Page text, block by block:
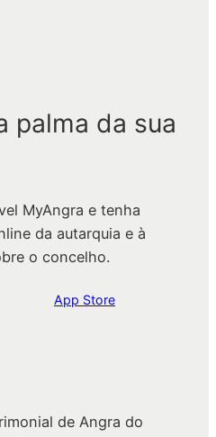
palma da sua
MyAngra e tenha
da autarquia e à
o concelho.
App Store
de Angra do